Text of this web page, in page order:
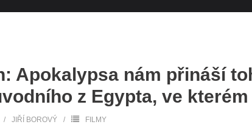
Apokalypsa nám přináší
z Egypta, ve
JIŘÍ BOROVÝ
FILMY